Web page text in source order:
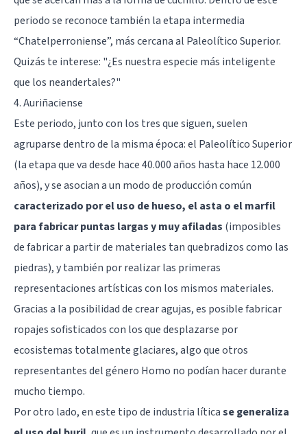
periodo se reconoce también la etapa intermedia
“Chatelperroniense”, más cercana al Paleolítico Superior.
Quizás te interese: "¿Es nuestra especie más inteligente
que los neandertales?"
4. Auriñaciense
Este periodo, junto con los tres que siguen, suelen
agruparse dentro de la misma época: el Paleolítico Superior
(la etapa que va desde hace 40.000 años hasta hace 12.000
años), y se asocian a un modo de producción común
caracterizado por el uso de hueso, el asta o el marfil
para fabricar puntas largas y muy afiladas (imposibles
de fabricar a partir de materiales tan quebradizos como las
piedras), y también por realizar las primeras
representaciones artísticas con los mismos materiales.
Gracias a la posibilidad de crear agujas, es posible fabricar
ropajes sofisticados con los que desplazarse por
ecosistemas totalmente glaciares, algo que otros
representantes del género Homo no podían hacer durante
mucho tiempo.
Por otro lado, en este tipo de industria líticase generaliza